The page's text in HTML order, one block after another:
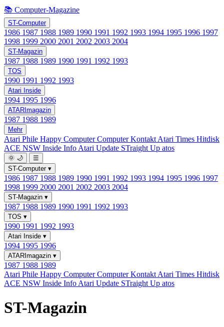
📚 Computer-Magazine
ST-Computer
1986 1987 1988 1989 1990 1991 1992 1993 1994 1995 1996 1997
1998 1999 2000 2001 2002 2003 2004
ST-Magazin
1987 1988 1989 1990 1991 1992 1993
TOS
1990 1991 1992 1993
Atari Inside
1994 1995 1996
ATARImagazin
1987 1988 1989
Mehr
Atari Phile Happy ComputerComputer Kontakt Atari Times Hitdisk
ACE NSW Inside Info Atari Update STraight Up atos
🌞 🌙
☰
ST-Computer ▾
1986 1987 1988 1989 1990 1991 1992 1993 1994 1995 1996 1997
1998 1999 2000 2001 2002 2003 2004
ST-Magazin ▾
1987 1988 1989 1990 1991 1992 1993
TOS ▾
1990 1991 1992 1993
Atari Inside ▾
1994 1995 1996
ATARImagazin ▾
1987 1988 1989
Atari Phile Happy ComputerComputer Kontakt Atari Times Hitdisk
ACE NSW Inside Info Atari Update STraight Up atos
ST-Magazin